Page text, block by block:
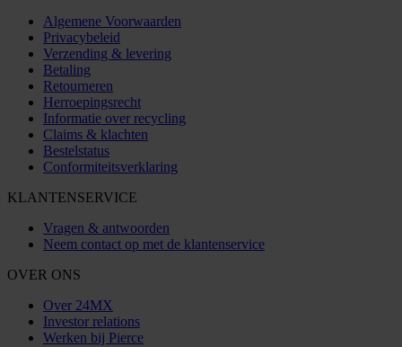
Algemene Voorwaarden
Privacybeleid
Verzending & levering
Betaling
Retourneren
Herroepingsrecht
Informatie over recycling
Claims & klachten
Bestelstatus
Conformiteitsverklaring
KLANTENSERVICE
Vragen & antwoorden
Neem contact op met de klantenservice
OVER ONS
Over 24MX
Investor relations
Werken bij Pierce